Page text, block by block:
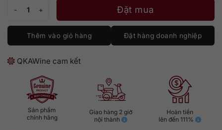
Đặt mua
Thêm vào giỏ hàng Đặt hàng doanh nghiệp
QKAWine cam kết
Sản phẩm
chính hãng
Giao hàng 2 giờ
nội thành
Hoàn tiền
lên đến 111%